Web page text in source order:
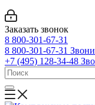
Заказать звонок
8 800-301-67-31
8 800-301-67-31
+7 (495) 128-34-48